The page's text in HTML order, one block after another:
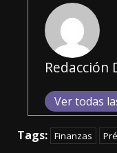
Redacción
Ver todas
Tags: Finanzas